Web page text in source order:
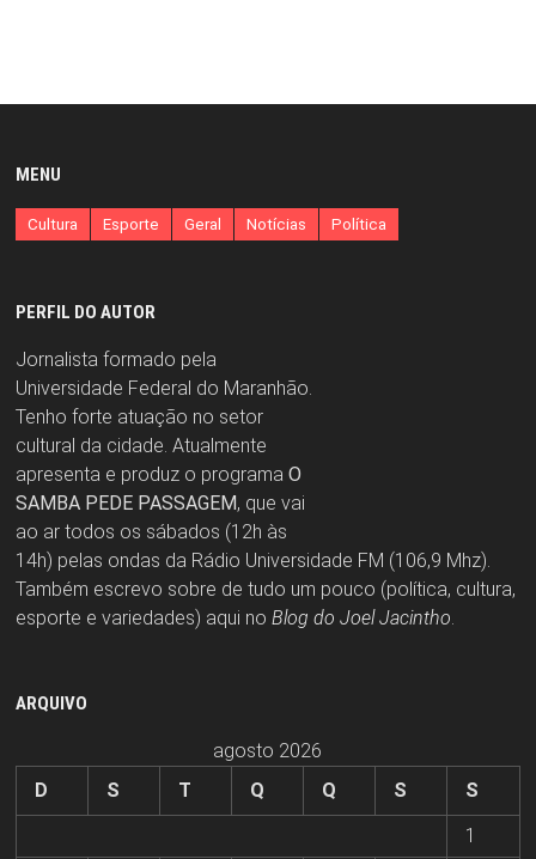
MENU
Cultura Esporte Geral Notícias Política
PERFIL DO AUTOR
Jornalista formado pela
Universidade Federal do Maranhão.
Tenho forte atuação no setor
cultural da cidade. Atualmente
apresenta e produz o programa O
SAMBA PEDE PASSAGEM, que vai
ao ar todos os sábados (12h às
14h) pelas ondas da Rádio Universidade FM (106,9 Mhz).
Também escrevo sobre de tudo um pouco (política, cultura,
esporte e variedades) aqui no Blog do Joel Jacintho
ARQUIVO
agosto 2026
D
S T Q Q S
S
1